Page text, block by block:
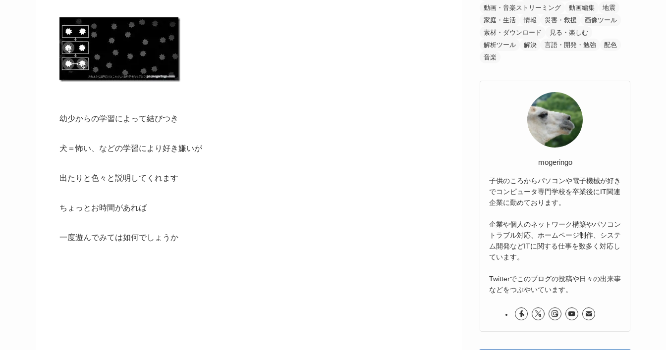
幼少からの学習によって結びつき
犬＝怖い、などの学習により好き嫌いが
出たりと色々と説明してくれます
ちょっとお時間があれば
一度遊んでみては如何でしょうか
動画・音楽ストリーミング
動画編集
地震
家庭・生活
情報 災害・救援
画像ツール
素材・ダウンロード
見る・楽しむ
解析ツール
解決 言語・開発・勉強
配色
音楽
mogeringo
子供のころからパソコンや電子機械が好き
でコンピュータ専門学校を卒業後にIT関連
企業に勤めております。
企業や個人のネットワーク構築やパソコン
トラブル対応、ホームページ制作、システ
ム開発などITに関する仕事を数多く対応し
ています。
Twitterでこのブログの投稿や日々の出来事
などをつぶやいています。